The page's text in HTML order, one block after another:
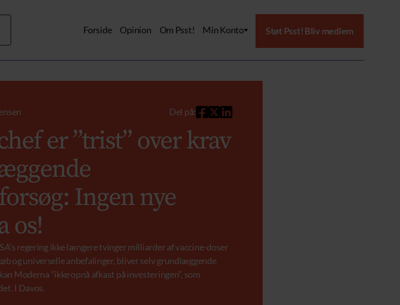
Forside Opinion Om Psst! Min Konto Støt Psst! Bliv medlem
Del på:
er ”trist” over krav
Ingen nye
os!
regering ikke længere tvinger milliarder af vaccine-doser
og universelle anbefalinger, bliver selv grundlæggende
Moderna ”ikke opnå afkast på investeringen”, som
I Davos.